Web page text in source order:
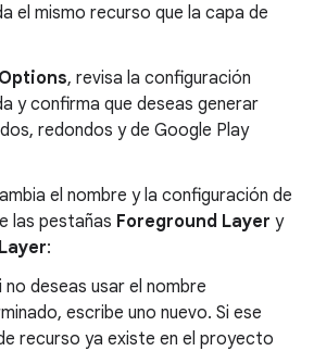
el mismo recurso que la capa de
Options, revisa la configuración
y confirma que deseas generar
redondos y de Google Play
el nombre y la configuración de
las pestañas Foreground Layer y
:
no deseas usar el nombre
escribe uno nuevo. Si ese
recurso ya existe en el proyecto